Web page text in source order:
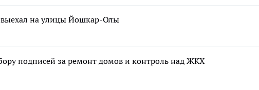
выехал на улицы Йошкар-Олы
подписей за ремонт домов и контроль над ЖКХ